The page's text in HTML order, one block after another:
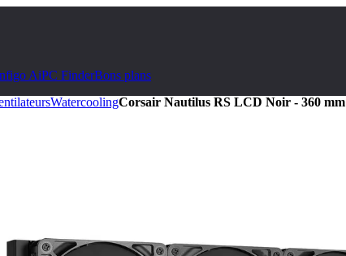
AiPC FinderBons plans
WatercoolingCorsair Nautilus RS LCD Noir - 360 mm